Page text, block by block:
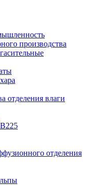
производства
отделения влаги
отделения